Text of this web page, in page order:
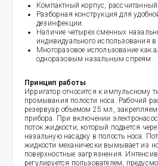
Компактный корпус,
Разборная конструкция для
дезинфекции.
Наличие четырех сменных
индивидуального использования в
Многоразовое использование как
одноразовым назальным спреям.
Принцип работы
Ирригатор относится к импульсному
промывания полости носа. Рабочий
резервуар объемом 25 мл,
прибора. При включении
поток жидкости, который подается
назальную насадку в полость носа.
жидкости механически вымывает из
поверхностные загрязнения.
регулируется пользователем,